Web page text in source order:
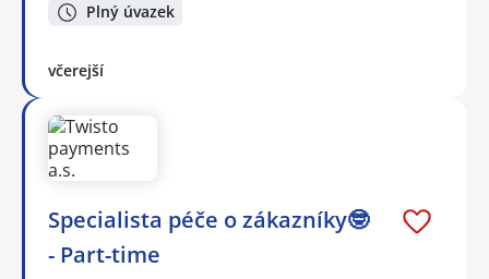
Plný úvazek
včerejší
Specialista péče o zákazníky🤓
- Part-time